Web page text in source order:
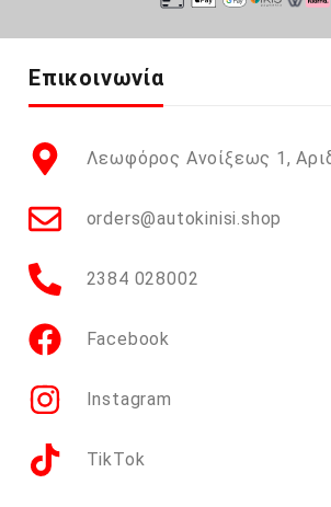
Επικοινωνία
Λεωφόρος Ανοίξεως 1,
orders@autokinisi.shop
2384 028002
Facebook
Instagram
TikTok